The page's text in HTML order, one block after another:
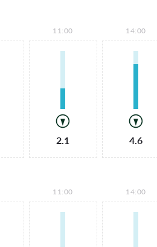
11:00
2.1
14:00
4.6
11:00 14:00